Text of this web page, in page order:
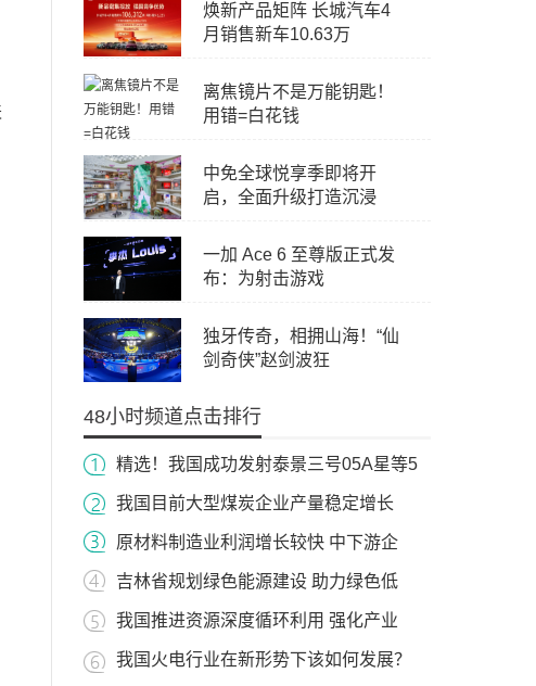
焕新产品矩阵 长城汽车4
月销售新车10.63万
离焦镜片不是万能钥匙！
用错=白花钱
中免全球悦享季即将开
启，全面升级打造沉浸
一加 Ace 6 至尊版正式发
布：为射击游戏
独牙传奇，相拥山海！“仙
剑奇侠”赵剑波狂
48小时频道点击排行
精选！我国成功发射泰景三号05A星等5
我国目前大型煤炭企业产量稳定增长
原材料制造业利润增长较快 中下游企
吉林省规划绿色能源建设 助力绿色低
我国推进资源深度循环利用 强化产业
我国火电行业在新形势下该如何发展？